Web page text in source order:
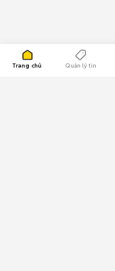
Trang chủ Quản lý tin